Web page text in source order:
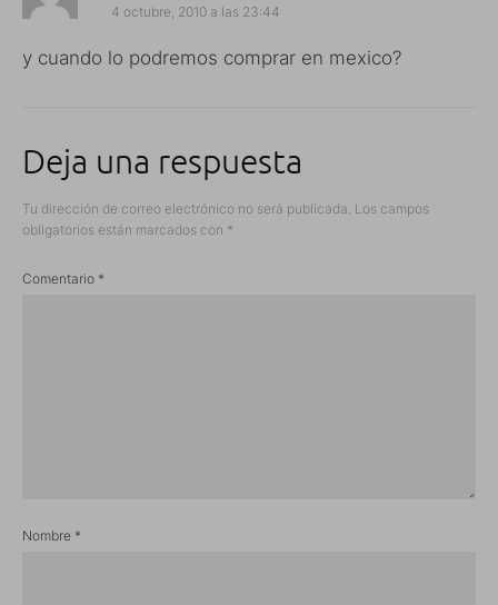
4 octubre, 2010 a las 23:44
y cuando lo podremos comprar en mexico?
Deja una respuesta
Tu dirección de correo electrónico no será publicada. Los campos
obligatorios están marcados con *
Comentario *
Nombre *